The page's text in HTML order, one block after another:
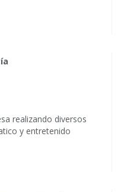
realizando diversos
y entretenido